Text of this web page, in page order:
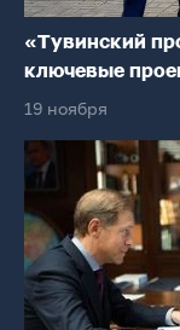
«Тувинский
ключевые
19 ноября